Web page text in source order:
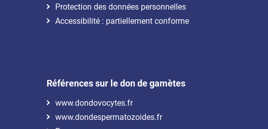
Protection des données personnelles
Accessibilité : partiellement conforme
Références sur le don de gamètes
www.dondovocytes.fr
www.dondespermatozoides.fr